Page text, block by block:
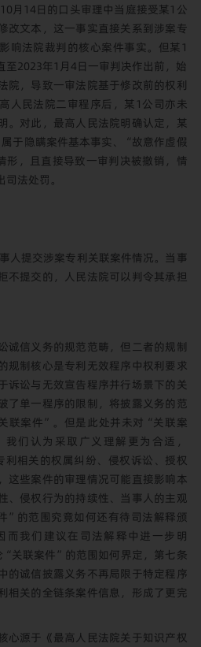
月14日的口头审理中当庭接受某1公
改文本，这一事实直接关系到涉案专
响法院裁判的核心案件事实。但某1
至2023年1月4日一审判决作出前，始
院，导致一审法院基于修改前的权利
人民法院二审程序后，某1公司亦未
。对此，最高人民法院明确认定，某
于隐瞒案件基本事实、“故意作虚假
形，且直接导致一审判决被撤销，情
法处罚。
人提交涉案专利关联案件情况。当事
不提交的，人民法院可以判令其承担
诚信义务的规范范畴，但二者的规制
规制核心是专利无效程序中权利要求
诉讼与无效宣告程序并行场景下的关
了单一程序的限制，将披露义务的范
联案件”。但是此处并未对“关联案
们认为采取广义理解更为合适，
相关的权属纠纷、侵权诉讼、授权
这些案件的审理情况可能直接影响本
、侵权行为的持续性、当事人的主观
”的范围究竟如何还有待司法解释颁
而我们建议在司法解释中进一步明
关联案件”的范围如何界定，第七条
的诚信披露义务不再局限于特定程序
相关的全链条案件信息，形成了更完
心源于《最高人民法院关于知识产权